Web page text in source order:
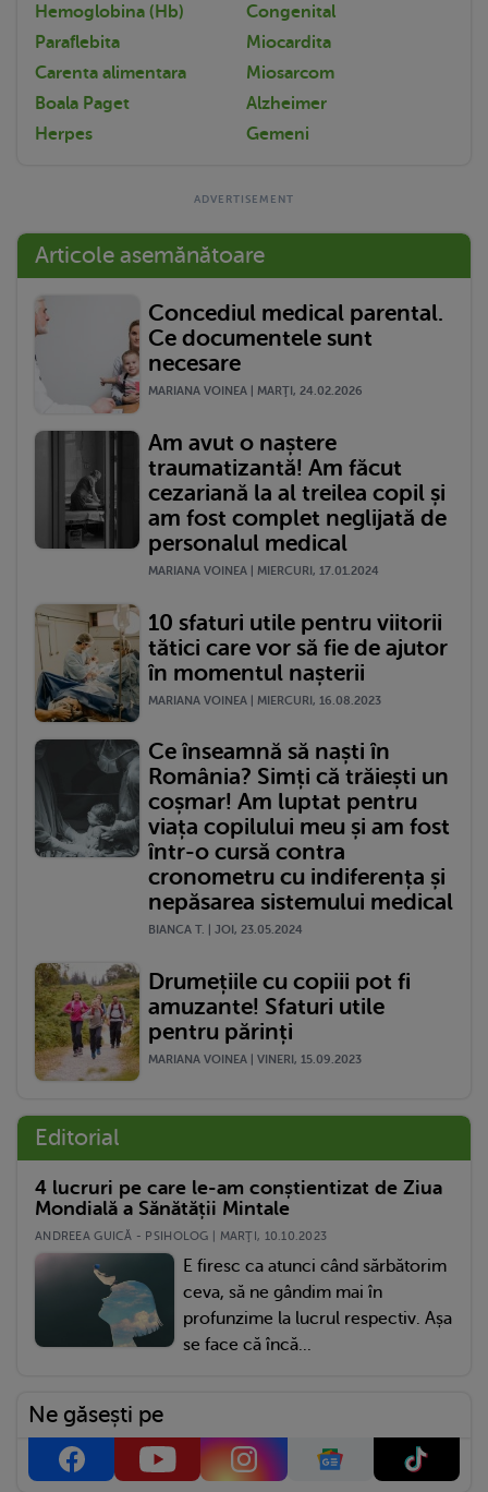
Hemoglobina (Hb)
Congenital
Paraflebita
Miocardita
Carenta alimentara
Miosarcom
Boala Paget
Alzheimer
Herpes
Gemeni
Articole asemănătoare
Concediul medical parental.
Ce documentele sunt
necesare
MARIANA VOINEA | MARŢI, 24.02.2026
Am avut o naștere
traumatizantă! Am făcut
cezariană la al treilea copil și
am fost complet neglijată de
personalul medical
MARIANA VOINEA | MIERCURI, 17.01.2024
10 sfaturi utile pentru viitorii
tătici care vor să fie de ajutor
în momentul nașterii
MARIANA VOINEA | MIERCURI, 16.08.2023
Ce înseamnă să naști în
România? Simți că trăiești un
coșmar! Am luptat pentru
viața copilului meu și am fost
într-o cursă contra
cronometru cu indiferența și
nepăsarea sistemului medical
BIANCA T. | JOI, 23.05.2024
Drumețiile cu copiii pot fi
amuzante! Sfaturi utile
pentru părinți
MARIANA VOINEA | VINERI, 15.09.2023
Editorial
4 lucruri pe care le-am conștientizat de Ziua
Mondială a Sănătății Mintale
ANDREEA GUICĂ - PSIHOLOG | MARŢI, 10.10.2023
E firesc ca atunci când sărbătorim
ceva, să ne gândim mai în
profunzime la lucrul respectiv. Așa
se face că încă...
Ne găsești pe